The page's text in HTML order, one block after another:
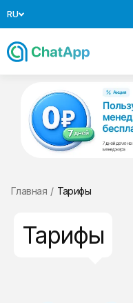
RU
Главная / Тарифы
Тарифы